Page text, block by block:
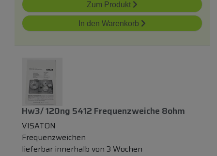
Zum Produkt
In den Warenkorb
Hw3/ 120ng 5412 Frequenzweiche 8ohm
VISATON
Frequenzweichen
lieferbar innerhalb von 3 Wochen